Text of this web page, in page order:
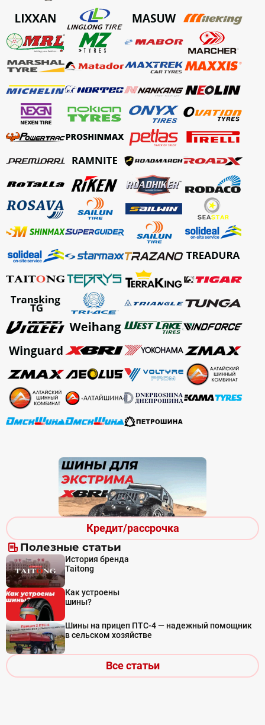
Кредит/рассрочка
Полезные статьи
История бренда
Taitong
Как устроены
шины?
Шины на прицеп ПТС-4 — надежный помощник
в сельском хозяйстве
Все статьи